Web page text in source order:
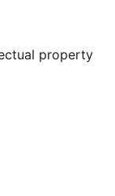
property